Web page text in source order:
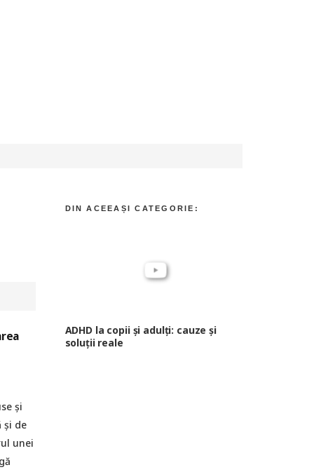
și
și de
unei
ADHD la copii și adulți: cauze și
soluții reale